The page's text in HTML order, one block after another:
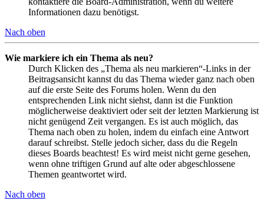
Informationen dazu benötigst.
Nach oben
Wie markiere ich ein Thema als neu?
Durch Klicken des „Thema als neu markieren“-Links in der
Beitragsansicht kannst du das Thema wieder ganz nach oben
auf die erste Seite des Forums holen. Wenn du den
entsprechenden Link nicht siehst, dann ist die Funktion
möglicherweise deaktiviert oder seit der letzten Markierung ist
nicht genügend Zeit vergangen. Es ist auch möglich, das
Thema nach oben zu holen, indem du einfach eine Antwort
darauf schreibst. Stelle jedoch sicher, dass du die Regeln
dieses Boards beachtest! Es wird meist nicht gerne gesehen,
wenn ohne triftigen Grund auf alte oder abgeschlossene
Themen geantwortet wird.
Nach oben